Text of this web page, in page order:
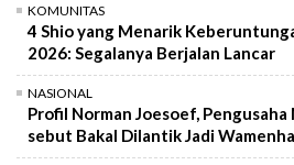
KOMUNITAS
4 Shio yang Menarik
2026: Segalanya Berjalan Lancar
NASIONAL
Profil Norman Joesoef,
sebut Bakal Dilantik Jadi